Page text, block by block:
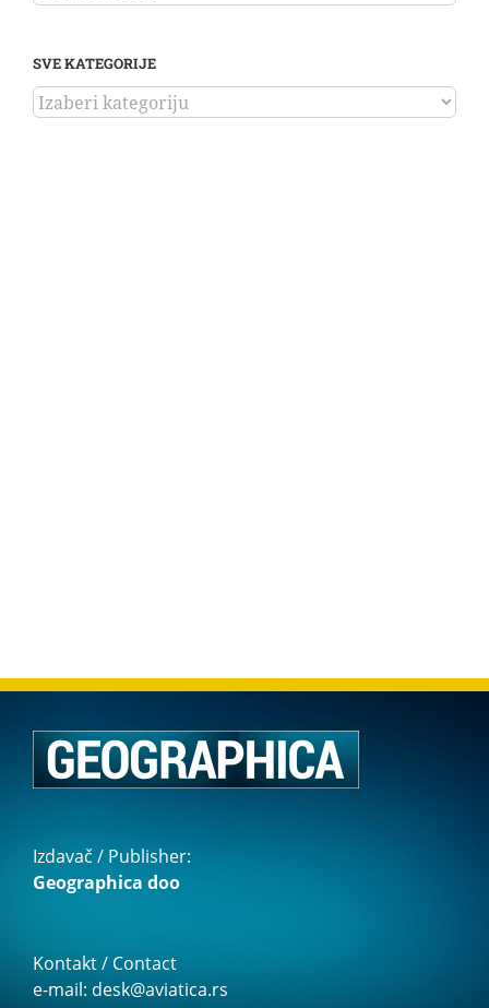
SVE KATEGORIJE
SVE
KATEGORIJE
Izdavač / Publisher:
Geographica doo
Kontakt / Contact
e-mail: desk@aviatica.rs